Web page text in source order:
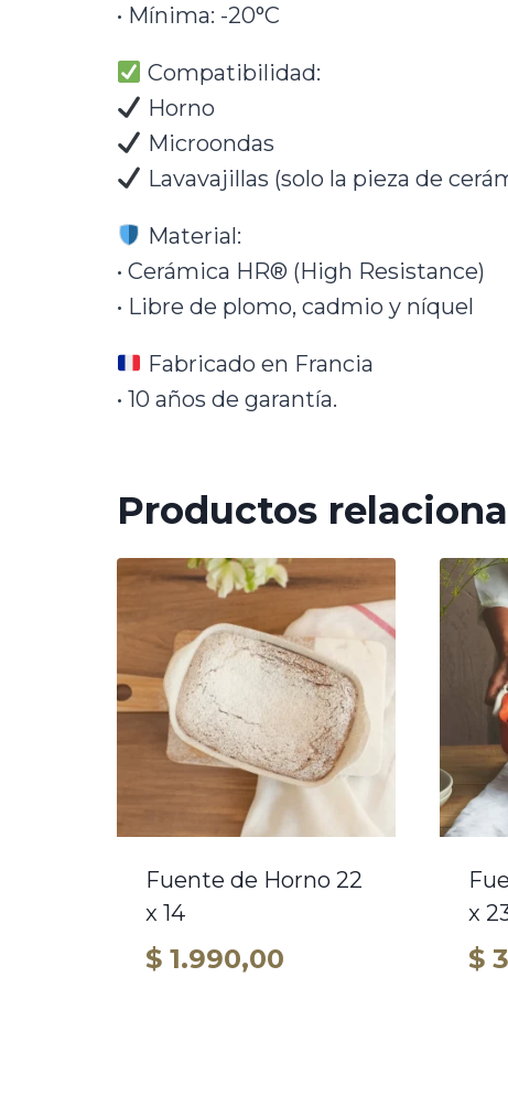
• Mínima: -20°C
Compatibilidad:
Horno
Microondas
Lavavajillas (solo la pieza de
Material:
• Cerámica HR® (High Resistance)
• Libre de plomo, cadmio y níquel
Fabricado en Francia
• 10 años de garantía.
Productos
Fuente de Horno 22
x 14
$ 1.990,00
x
$